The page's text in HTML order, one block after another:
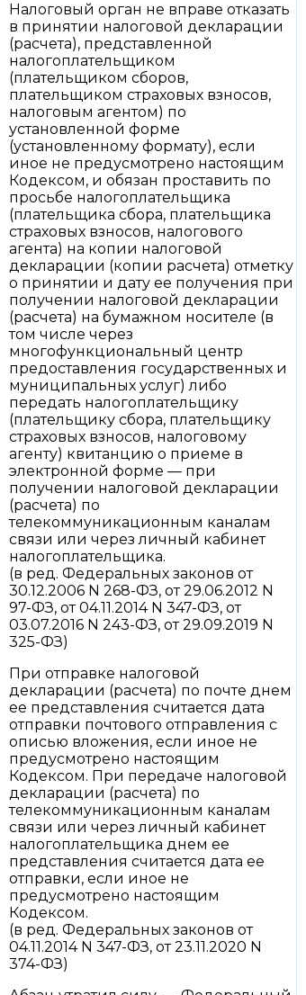
Налоговый орган не вправе отказать
в принятии налоговой декларации
(расчета), представленной
налогоплательщиком
(плательщиком сборов,
плательщиком страховых взносов,
налоговым агентом) по
установленной форме
(установленному формату), если
иное не предусмотрено настоящим
Кодексом, и обязан проставить по
просьбе налогоплательщика
(плательщика сбора, плательщика
страховых взносов, налогового
агента) на копии налоговой
декларации (копии расчета) отметку
о принятии и дату ее получения при
получении налоговой декларации
(расчета) на бумажном носителе (в
том числе через
многофункциональный центр
предоставления государственных и
муниципальных услуг) либо
передать налогоплательщику
(плательщику сбора, плательщику
страховых взносов, налоговому
агенту) квитанцию о приеме в
электронной форме — при
получении налоговой декларации
(расчета) по
телекоммуникационным каналам
связи или через личный кабинет
налогоплательщика.
(в ред. Федеральных законов от
30.12.2006 N 268-ФЗ, от 29.06.2012 N
97-ФЗ, от 04.11.2014 N 347-ФЗ, от
03.07.2016 N 243-ФЗ, от 29.09.2019 N
325-ФЗ)
При отправке налоговой
декларации (расчета) по почте днем
ее представления считается дата
отправки почтового отправления с
описью вложения, если иное не
предусмотрено настоящим
Кодексом. При передаче налоговой
декларации (расчета) по
телекоммуникационным каналам
связи или через личный кабинет
налогоплательщика днем ее
представления считается дата ее
отправки, если иное не
предусмотрено настоящим
Кодексом.
(в ред. Федеральных законов от
04.11.2014 N 347-ФЗ, от 23.11.2020 N
374-ФЗ)